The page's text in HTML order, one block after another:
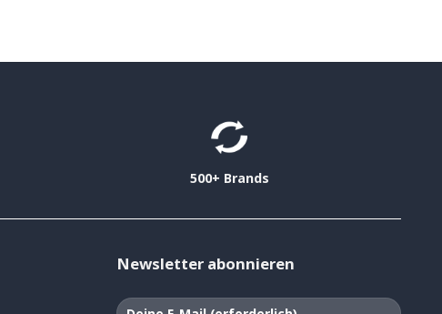
500+ Brands
Newsletter abonnieren